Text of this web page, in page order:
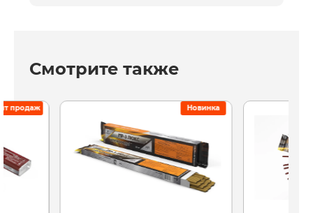
Смотрите также
продаж Новинка